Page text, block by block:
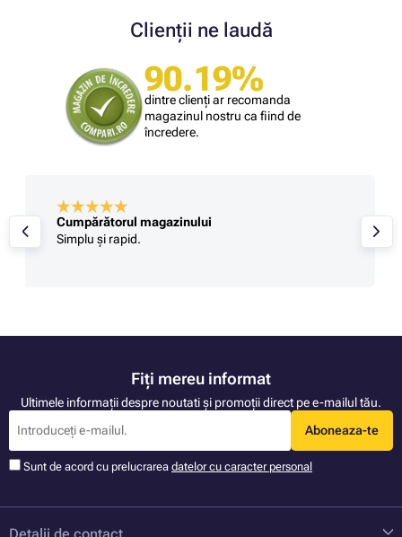
Clienții ne laudă
90.19%
dintre clienți ar recomanda
magazinul nostru ca fiind de
încredere.
Cumpărătorul magazinului
Simplu și rapid.
Fiți mereu informat
Ultimele informații despre noutati și promoții direct pe e-mailul tău.
Aboneaza-te
Sunt de acord cu prelucrarea datelor cu caracter personal